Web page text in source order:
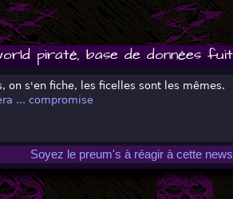
piraté, base de données
on s'en fiche, les ficelles sont les mêmes.
... compromise
Soyez le preum's à réagir à cette